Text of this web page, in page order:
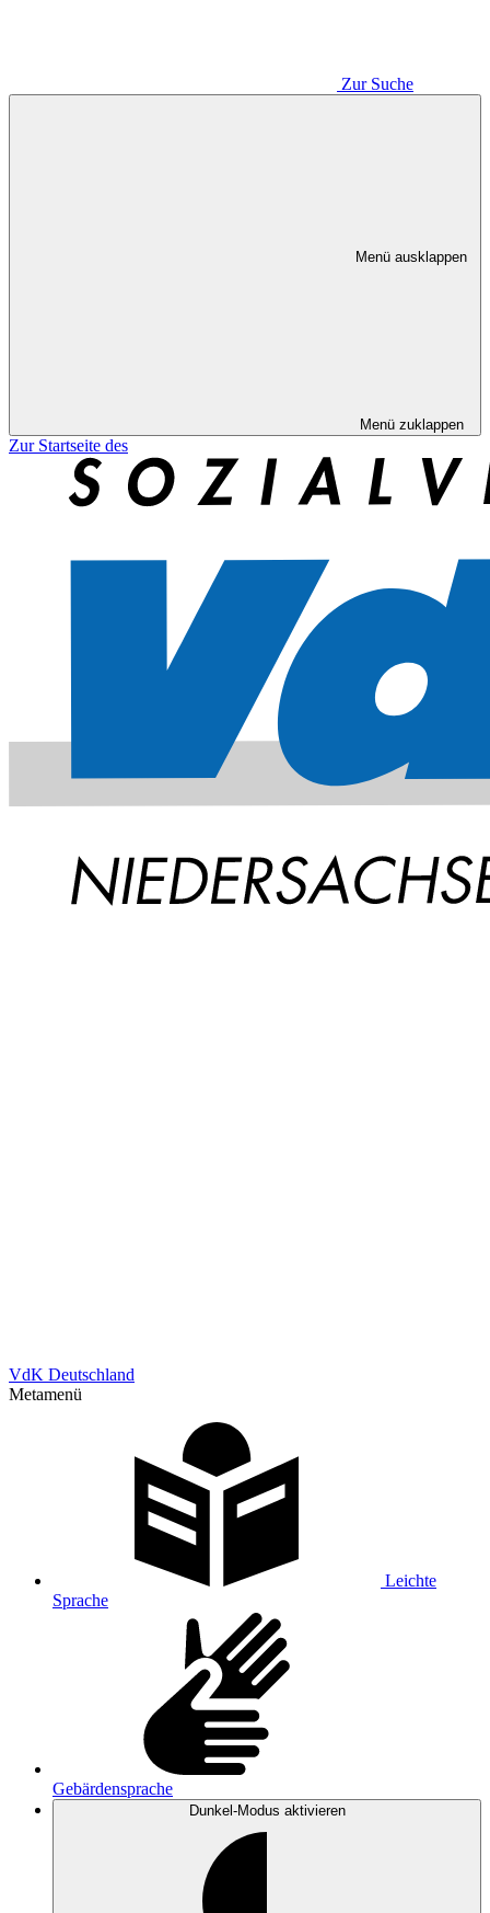
Zur Suche
Menü ausklappen
Menü zuklappen
Zur Startseite des
VdK Deutschland
Metamenü
Leichte
Sprache
Gebärdensprache
Dunkel-Modus aktivieren